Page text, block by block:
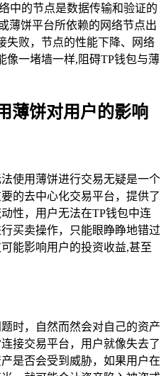
中的节点是数据传输和验证的
薄饼平台所依赖的网络节点出
失败，节点的性能下降、网络
像一堵墙一样,阻碍TP钱包与薄
薄饼对用户的影响
使用薄饼进行交易无疑是一个
的去中心化交易平台，提供了
性，用户无法在TP钱包中连
买卖操作，只能眼睁睁地错过
能影响用户的投资收益,甚至
时，自然而然会对自己的资产
接交易平台，用户就像失去了
是否会受到威胁，如果用户在